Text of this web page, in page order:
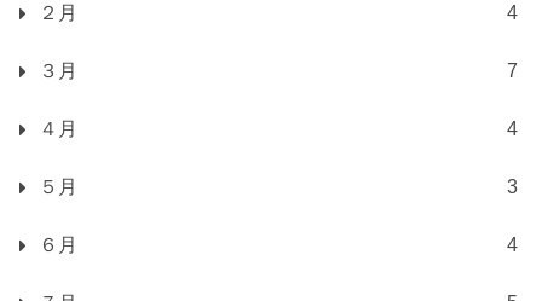
２月 4
３月 7
４月 4
５月 3
６月 4